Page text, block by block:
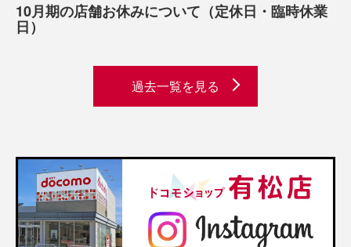
10月期の店舗お休みについて（定休日・臨時休業
日）
過去一覧を見る